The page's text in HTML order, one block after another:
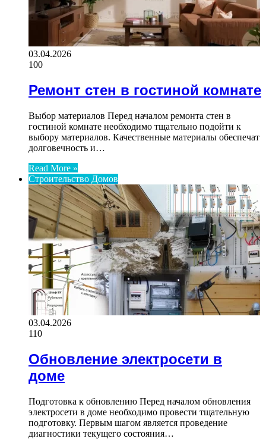
03.04.2026
100
Ремонт стен в гостиной комнате
Выбор материалов Перед началом ремонта стен в
гостиной комнате необходимо тщательно подойти к
выбору материалов. Качественные материалы обеспечат
долговечность и…
Read More »
Строительство Домов
03.04.2026
110
Обновление электросети в
доме
Подготовка к обновлению Перед началом обновления
электросети в доме необходимо провести тщательную
подготовку. Первым шагом является проведение
диагностики текущего состояния…